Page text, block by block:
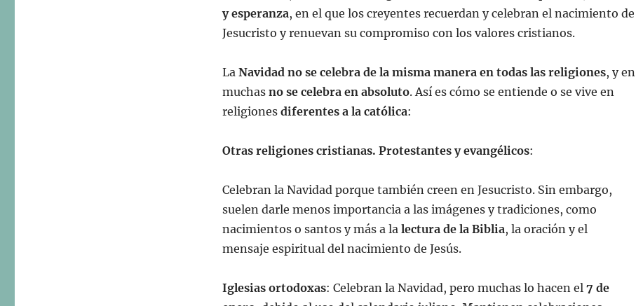
y esperanza, en el que los creyentes recuerdan y celebran el nacimiento de
Jesucristo y renuevan su compromiso con los valores cristianos.
La Navidad no se celebra de la misma manera en todas las religiones, y en
muchas no se celebra en absoluto. Así es cómo se entiende o se vive en
religiones diferentes a la católica:
Otras religiones cristianas. Protestantes y evangélicos:
Celebran la Navidad porque también creen en Jesucristo. Sin embargo,
suelen darle menos importancia a las imágenes y tradiciones, como
nacimientos o santos y más a la lectura de la Biblia, la oración y el
mensaje espiritual del nacimiento de Jesús.
Iglesias ortodoxas: Celebran la Navidad, pero muchas lo hacen el 7 de